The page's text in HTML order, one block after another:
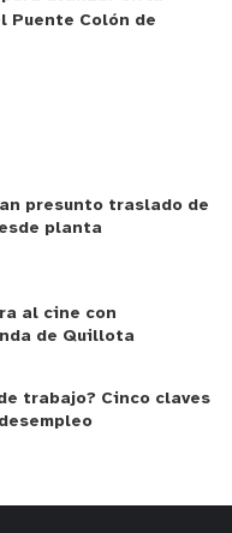
Puente Colón de
presunto traslado de
planta
al cine con
de Quillota
trabajo? Cinco claves